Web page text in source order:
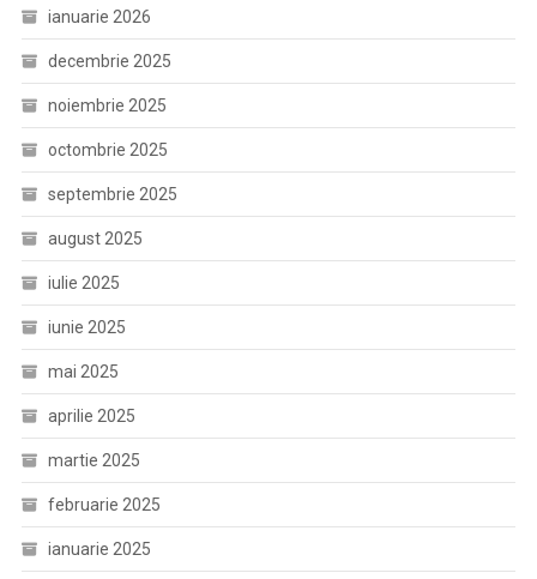
ianuarie 2026
decembrie 2025
noiembrie 2025
octombrie 2025
septembrie 2025
august 2025
iulie 2025
iunie 2025
mai 2025
aprilie 2025
martie 2025
februarie 2025
ianuarie 2025